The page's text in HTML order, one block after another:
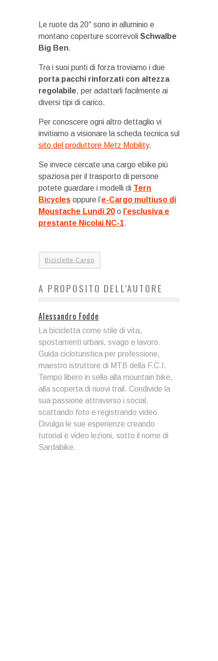
Le ruote da 20″ sono in alluminio e
montano coperture scorrevoli Schwalbe
Big Ben.
Tra i suoi punti di forza troviamo i due
porta pacchi rinforzati con altezza
regolabile, per adattarli facilmente ai
diversi tipi di carico.
Per conoscere ogni altro dettaglio vi
invitiamo a visionare la scheda tecnica sul
sito del produttore Metz Mobility.
Se invece cercate una cargo ebike più
spaziosa per il trasporto di persone
potete guardare i modelli di Tern
Bicycles oppure l’e-Cargo multiuso di
Moustache Lundi 20 o l’esclusiva e
prestante Nicolai NC-1.
Biciclette Cargo
A PROPOSITO DELL'AUTORE
Alessandro Fodde
La bicicletta come stile di vita,
spostamenti urbani, svago e lavoro.
Guida cicloturistica per professione,
maestro istruttore di MTB della F.C.I.
Tempo libero in sella alla mountain bike,
alla scoperta di nuovi trail. Condivide la
sua passione attraverso i social,
scattando foto e registrando video.
Divulga le sue esperienze creando
tutorial e video lezioni, sotto il nome di
Sardabike.